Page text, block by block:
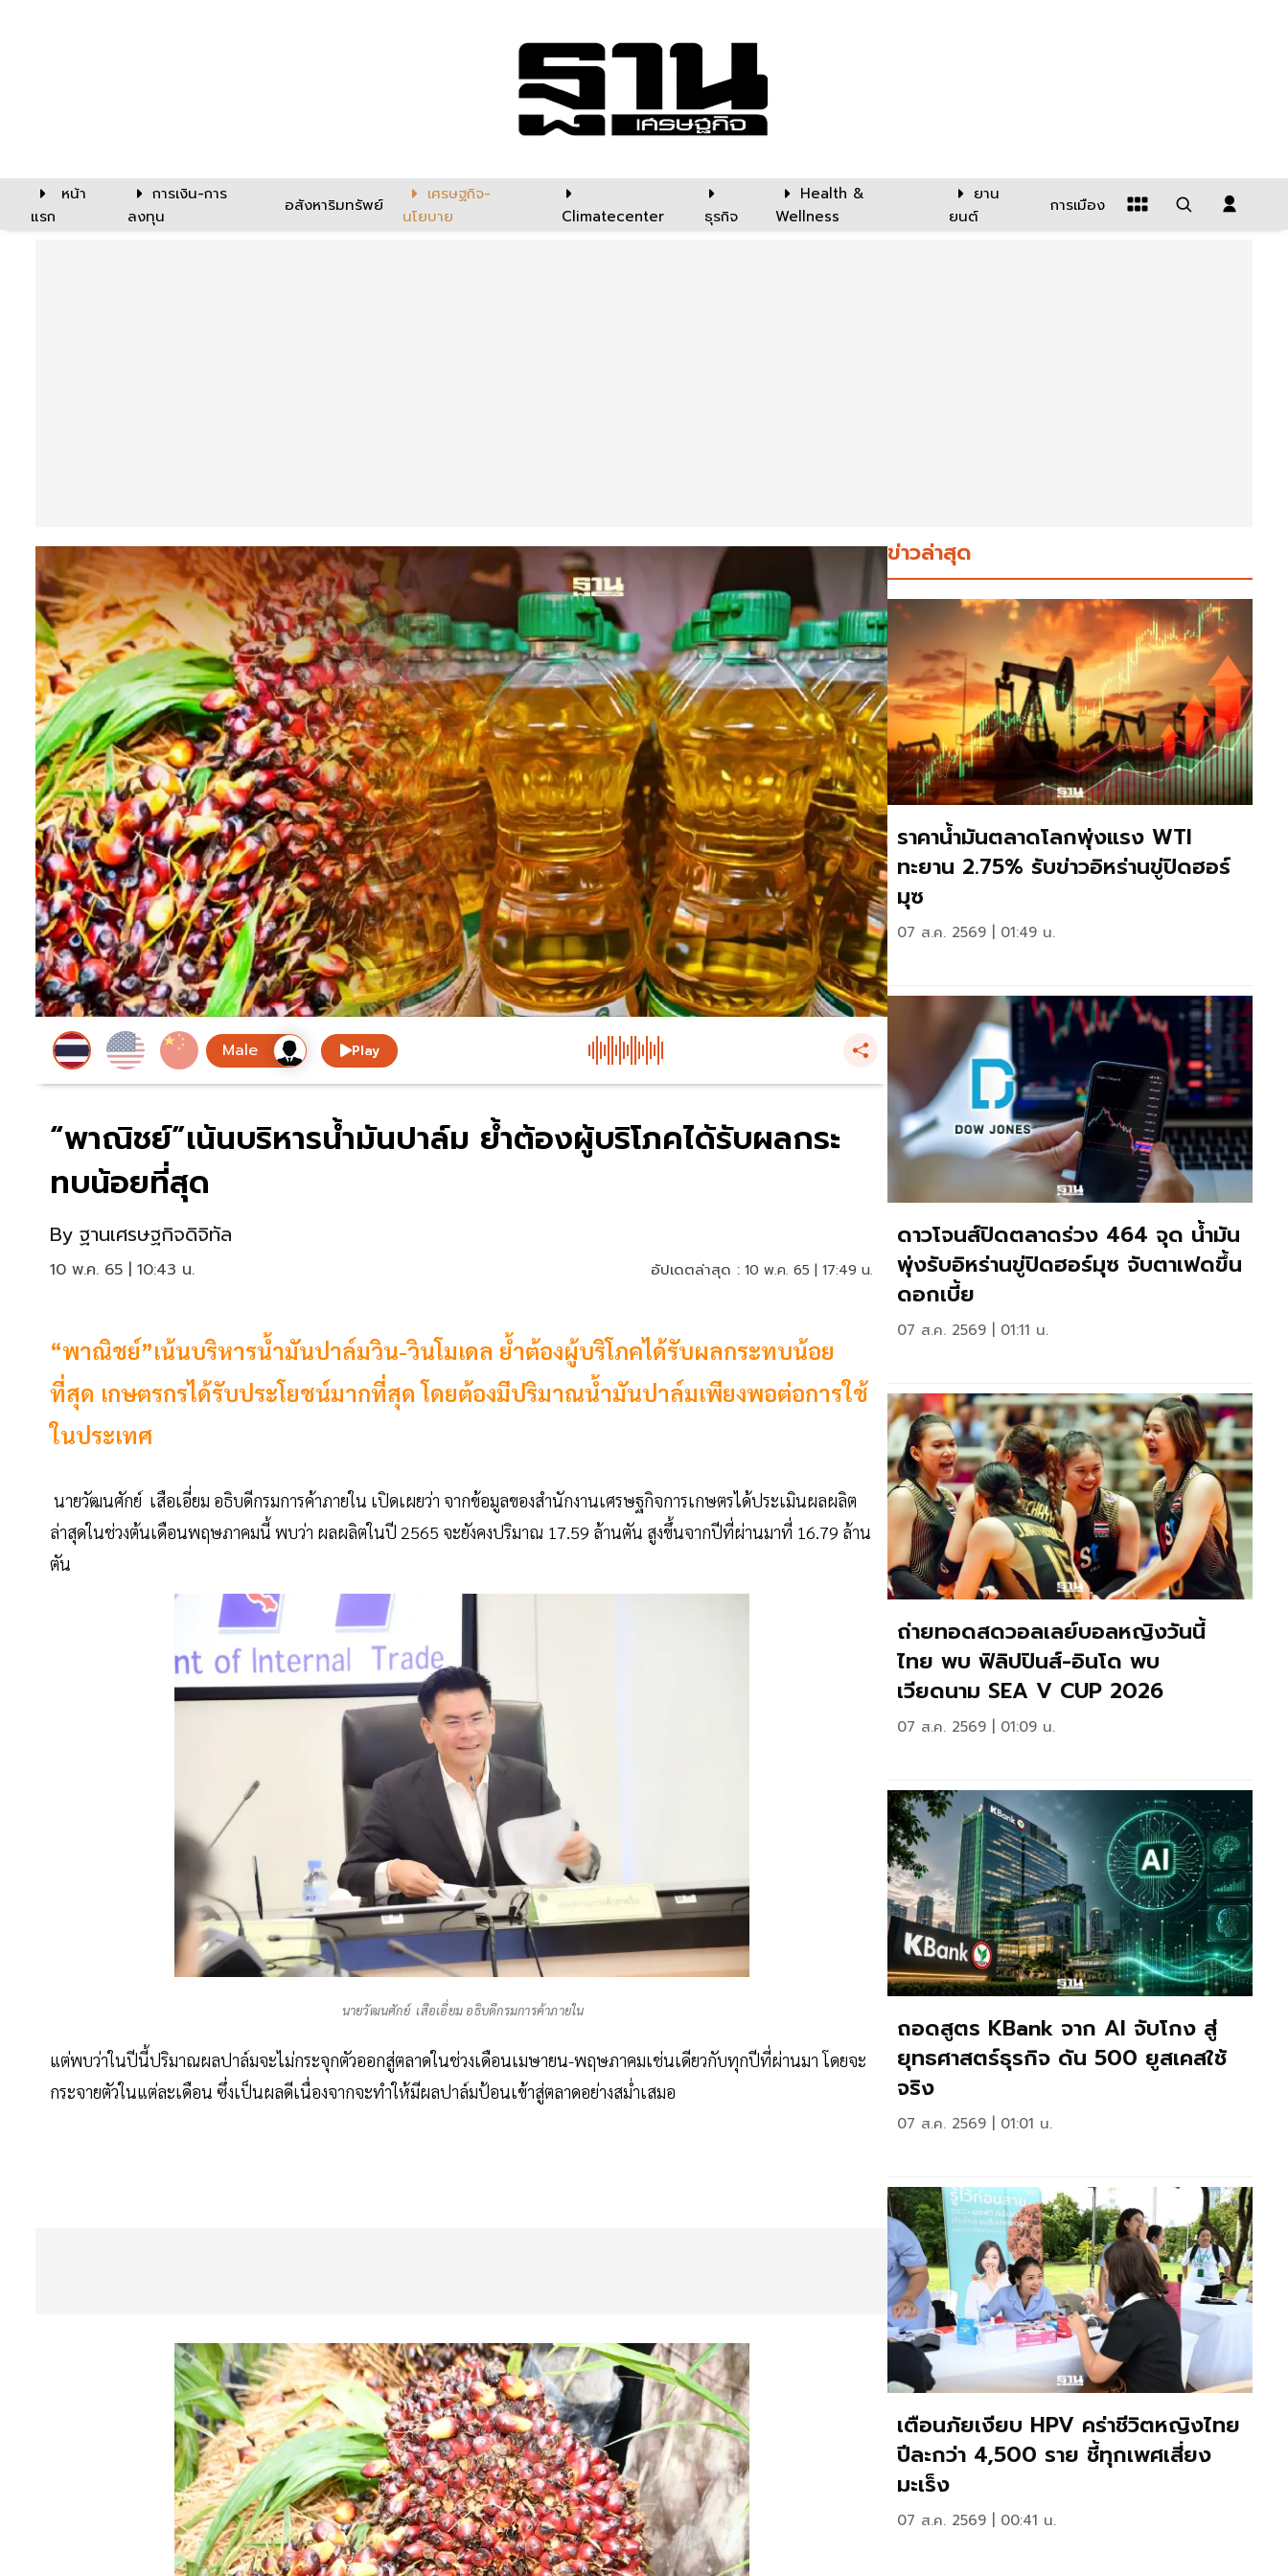
หน้า
แรก
การเงิน-การ
ลงทุน
อสังหาริมทรัพย์
เศรษฐกิจ-
นโยบาย
Climatecenter ธุรกิจ
Health &
Wellness
ยาน
ยนต์
การเมือง
Play
“พาณิชย์”เน้นบริหารน้ำมันปาล์ม ย้ำต้องผู้บริโภคได้รับผลกระ
ทบน้อยที่สุด
By ฐานเศรษฐกิจดิจิทัล
10 พ.ค. 65 | 10:43 น. อัปเดตล่าสุด : 10 พ.ค. 65 | 17:49 น.
“พาณิชย์”เน้นบริหารน้ำมันปาล์มวิน-วินโมเดล ย้ำต้องผู้บริโภคได้รับผลกระทบน้อย
ที่สุด เกษตรกรได้รับประโยชน์มากที่สุด โดยต้องมีปริมาณน้ำมันปาล์มเพียงพอต่อการใช้
ในประเทศ
นายวัฒนศักย์ เสือเอี่ยม อธิบดีกรมการค้าภายใน เปิดเผยว่า จากข้อมูลของสำนักงานเศรษฐกิจการเกษตรได้ประเมินผลผลิต
ล่าสุดในช่วงต้นเดือนพฤษภาคมนี้ พบว่า ผลผลิตในปี 2565 จะยังคงปริมาณ 17.59 ล้านตัน สูงขึ้นจากปีที่ผ่านมาที่ 16.79 ล้าน
ตัน
นายวัฒนศักย์ เสือเอี่ยม อธิบดีกรมการค้าภายใน
แต่พบว่าในปีนี้ปริมาณผลปาล์มจะไม่กระจุกตัวออกสู่ตลาดในช่วงเดือนเมษายน-พฤษภาคมเช่นเดียวกับทุกปีที่ผ่านมา โดยจะ
กระจายตัวในแต่ละเดือน ซึ่งเป็นผลดีเนื่องจากจะทำให้มีผลปาล์มป้อนเข้าสู่ตลาดอย่างสม่ำเสมอ
ข่าวล่าสุด
ราคาน้ำมันตลาดโลกพุ่งแรง WTI
ทะยาน 2.75% รับข่าวอิหร่านขู่ปิดฮอร์
มุซ
07 ส.ค. 2569 | 01:49 น.
ดาวโจนส์ปิดตลาดร่วง 464 จุด น้ำมัน
พุ่งรับอิหร่านขู่ปิดฮอร์มุซ จับตาเฟดขึ้น
ดอกเบี้ย
07 ส.ค. 2569 | 01:11 น.
ถ่ายทอดสดวอลเลย์บอลหญิงวันนี้
ไทย พบ ฟิลิปปินส์-อินโด พบ
เวียดนาม SEA V CUP 2026
07 ส.ค. 2569 | 01:09 น.
ถอดสูตร KBank จาก AI จับโกง สู่
ยุทธศาสตร์ธุรกิจ ดัน 500 ยูสเคสใช้
จริง
07 ส.ค. 2569 | 01:01 น.
เตือนภัยเงียบ HPV คร่าชีวิตหญิงไทย
ปีละกว่า 4,500 ราย ชี้ทุกเพศเสี่ยง
มะเร็ง
07 ส.ค. 2569 | 00:41 น.